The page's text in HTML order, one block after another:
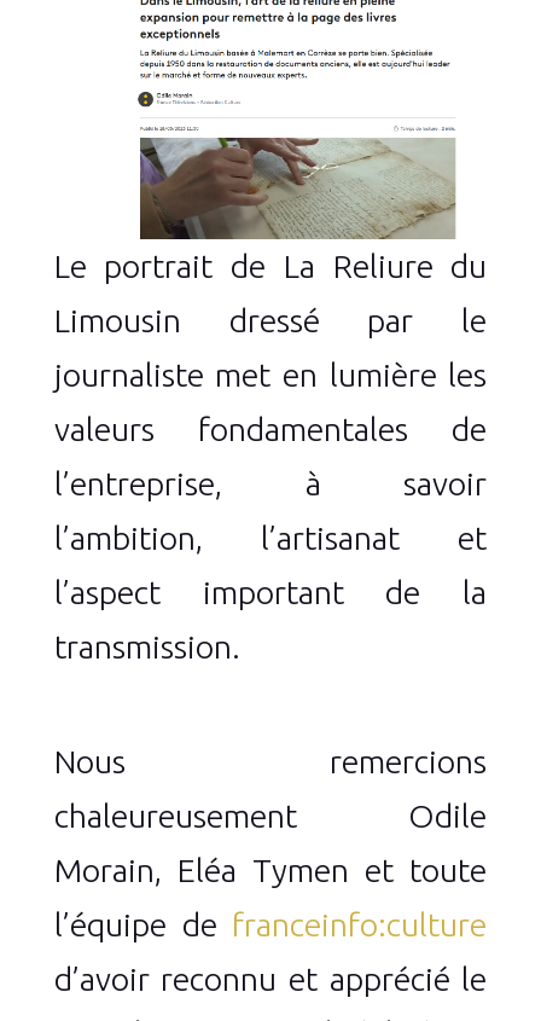
Le portrait de La Reliure du
Limousin dressé par le
journaliste met en lumière les
valeurs fondamentales de
l’entreprise, à savoir
l’ambition, l’artisanat et
l’aspect important de la
transmission.
Nous remercions
chaleureusement Odile
Morain, Eléa Tymen et toute
l’équipe de franceinfo:culture
d’avoir reconnu et apprécié le